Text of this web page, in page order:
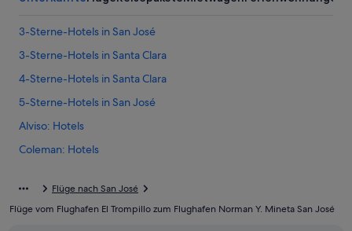
3-Sterne-Hotels in San José
3-Sterne-Hotels in Santa Clara
4-Sterne-Hotels in Santa Clara
5-Sterne-Hotels in San José
Alviso: Hotels
Coleman: Hotels
Hotels nahe Hauptsitz von Adobe
Flüge nach San José
Flüge vom Flughafen El Trompillo zum Flughafen Norman Y. Mineta San José